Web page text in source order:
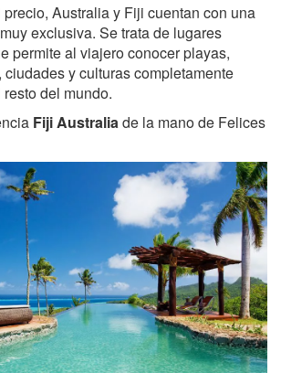
Australia y Fiji cuentan con una
exclusiva. Se trata de lugares
permite al viajero conocer playas,
y culturas completamente
del mundo.
Fiji Australia de la mano de Felices